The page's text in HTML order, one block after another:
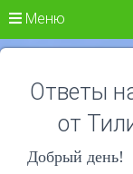
Меню
Ответы
от
Добрый день!